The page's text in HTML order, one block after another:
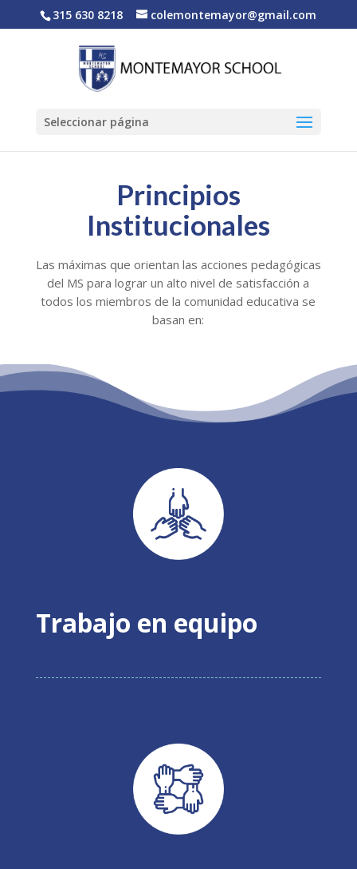
315 630 8218 colemontemayor@gmail.com
Seleccionar página
Principios
Institucionales
Las máximas que orientan las acciones pedagógicas
del MS para lograr un alto nivel de satisfacción a
todos los miembros de la comunidad educativa se
basan en:
Trabajo en equipo